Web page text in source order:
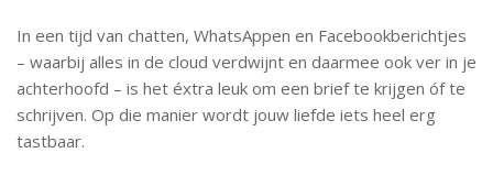
In een tijd van chatten, WhatsAppen en Facebookberichtjes
– waarbij alles in de cloud verdwijnt en daarmee ook ver in je
achterhoofd – is het éxtra leuk om een brief te krijgen óf te
schrijven. Op die manier wordt jouw liefde iets heel erg
tastbaar.